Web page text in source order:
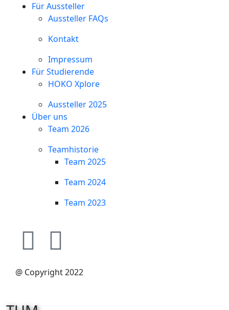
Für Aussteller
Aussteller FAQs
Kontakt
Impressum
Für Studierende
HOKO Xplore
Aussteller 2025
Über uns
Team 2026
Teamhistorie
Team 2025
Team 2024
Team 2023
@ Copyright 2022